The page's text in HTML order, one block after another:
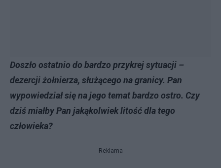
Doszło ostatnio do bardzo przykrej sytuacji –
dezercji żołnierza, służącego na granicy. Pan
wypowiedział się na jego temat bardzo ostro. Czy
dziś miałby Pan jakąkolwiek litość dla tego
człowieka?
Reklama